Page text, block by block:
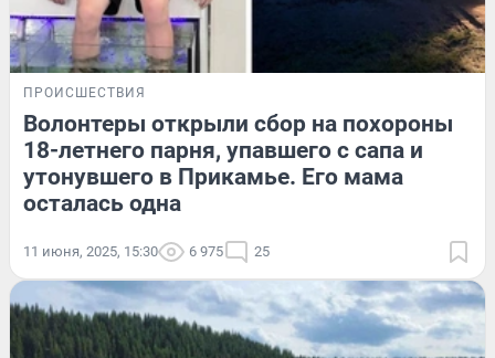
ПРОИСШЕСТВИЯ
Волонтеры открыли сбор на похороны
18-летнего парня, упавшего с сапа и
утонувшего в Прикамье. Его мама
осталась одна
11 июня, 2025, 15:30 6 975 25